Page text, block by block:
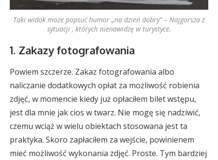
Taki widok może popsuć humor „na dzień dobry” – Najgorsza z
sytuacji , których nienawidzę w turystyce.
1. Zakazy fotografowania
Powiem szczerze. Zakaz fotografowania albo
naliczanie dodatkowych opłat za możliwość robienia
zdjęć, w momencie kiedy już opłaciłem bilet wstępu,
jest dla mnie jak cios w twarz. Nie mogę się nadziwić,
czemu wciąż w wielu obiektach stosowana jest ta
praktyka. Skoro zapłaciłem za wejście, powinienem
mieć możliwość wykonania zdjęć. Proste. Tym bardziej